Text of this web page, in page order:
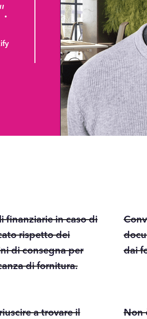
finanziarie in caso di
rispetto dei
di consegna per
di fornitura.
dai
a trovare il
Non